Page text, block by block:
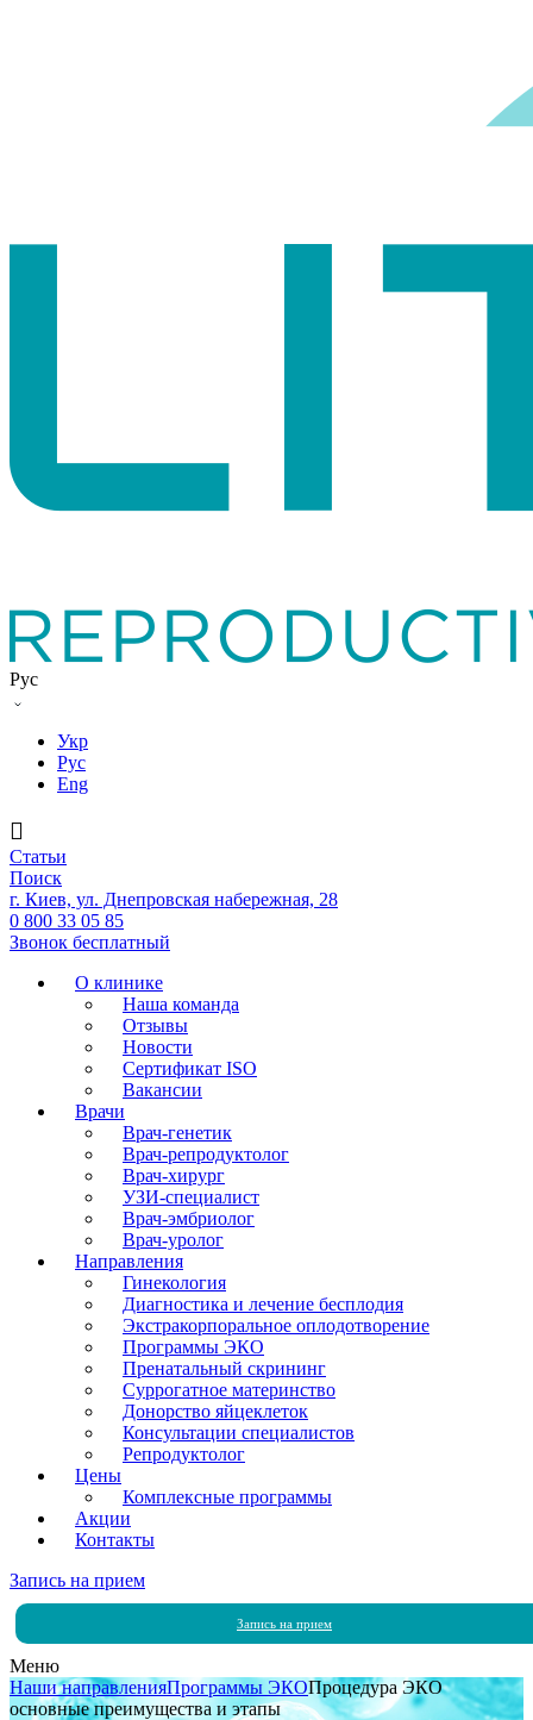
Рус
Укр
Рус
Eng
Статьи
Поиск
г. Киев, ул. Днепровская набережная, 28
0 800 33 05 85
Звонок бесплатный
О клинике
Наша команда
Отзывы
Новости
Сертификат ISO
Вакансии
Врачи
Врач-генетик
Врач-репродуктолог
Врач-хирург
УЗИ-специалист
Врач-эмбриолог
Врач-уролог
Направления
Гинекология
Диагностика и лечение бесплодия
Экстракорпоральное оплодотворение
Программы ЭКО
Пренатальный скрининг
Суррогатное материнство
Донорство яйцеклеток
Консультации специалистов
Репродуктолог
Цены
Комплексные программы
Акции
Контакты
Запись на прием
Запись на прием
Меню
Наши направленияПрограммы ЭКОПроцедура ЭКО
основные преимущества и этапы